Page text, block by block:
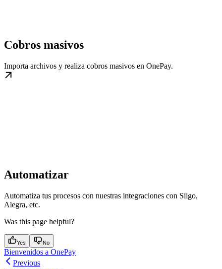
Cobros masivos
Importa archivos y realiza cobros masivos en OnePay.
Automatizar
Automatiza tus procesos con nuestras integraciones con Siigo,
Alegra, etc.
Was this page helpful?
Yes No
Bienvenidos a OnePay
Previous